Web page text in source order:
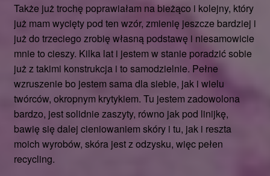
Także już trochę poprawiałam na bieżąco i kolejny, który
już mam wycięty pod ten wzór, zmienię jeszcze bardziej i
już do trzeciego zrobię własną podstawę i niesamowicie
mnie to cieszy. Kilka lat i jestem w stanie poradzić sobie
już z takimi konstrukcja i to samodzielnie. Pełne
wzruszenie bo jestem sama dla siebie, jak i wielu
twórców, okropnym krytykiem. Tu jestem zadowolona
bardzo, jest solidnie zaszyty, równo jak pod linijkę,
bawię się dalej cieniowaniem skóry i tu, jak i reszta
moich wyrobów, skóra jest z odzysku, więc pełen
recycling.